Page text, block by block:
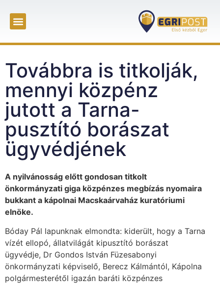
Továbbra is titkolják,
mennyi közpénz
jutott a Tarna-
pusztító borászat
ügyvédjének
A nyilvánosság előtt gondosan titkolt
önkormányzati giga közpénzes megbízás nyomaira
bukkant a kápolnai Macskaárvaház kuratóriumi
elnöke.
Bóday Pál lapunknak elmondta: kiderült, hogy a Tarna
vízét ellopó, állatvilágát kipusztító borászat
ügyvédje, Dr Gondos István Füzesabonyi
önkormányzati képviselő, Berecz Kálmántól, Kápolna
polgármesterétől igazán baráti közpénzes